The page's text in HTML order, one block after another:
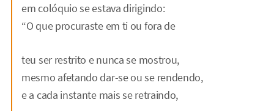
em colóquio se estava dirigindo:
“O que procuraste em ti ou fora de
teu ser restrito e nunca se mostrou,
mesmo afetando dar-se ou se rendendo,
e a cada instante mais se retraindo,